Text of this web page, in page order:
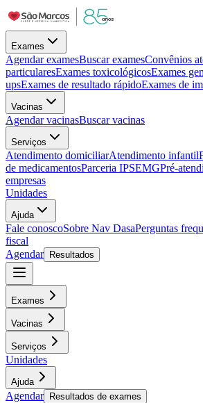
Exames
Agendar examesBuscar examesConvênios
particularesExames toxicológicosExames
upsExames de resultado rápidoExames de
Vacinas
Agendar vacinasBuscar vacinas
Serviços
Atendimento domiciliarAtendimento infantil
de medicamentosParceria IPSEMGPré-
empresas
Unidades
Ajuda
Fale conoscoSobre Nav DasaPerguntas
fiscal
Agendar
Resultados
Exames
Vacinas
Serviços
Unidades
Ajuda
Agendar Resultados de exames